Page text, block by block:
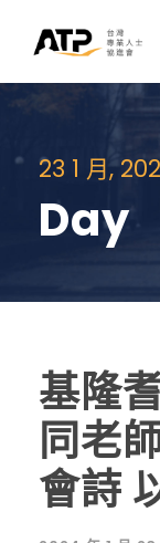
23 1 月,
Day
基隆
同老
會詩